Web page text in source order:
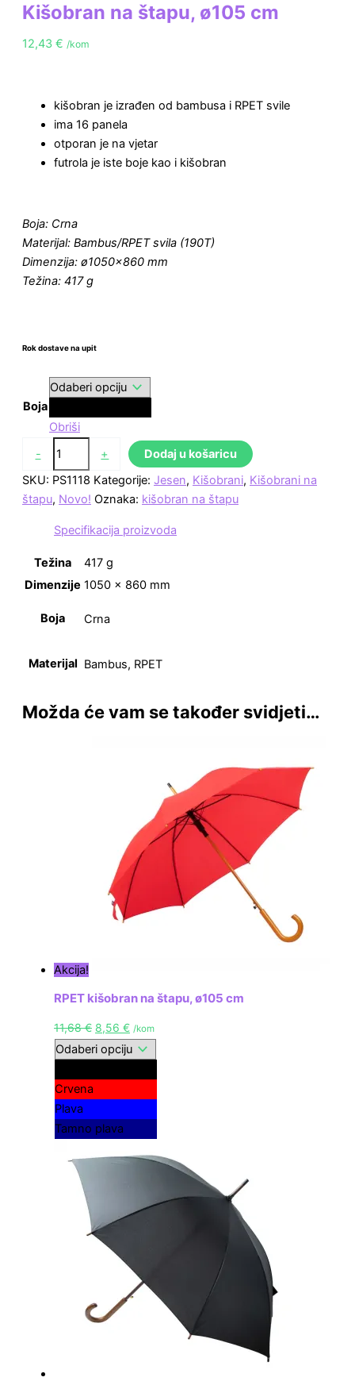
Kišobran na štapu, ø105 cm
12,43 € /kom
kišobran je izrađen od bambusa i RPET svile
ima 16 panela
otporan je na vjetar
futrola je iste boje kao i kišobran
Boja: Crna
Materijal: Bambus/RPET svila (190T)
Dimenzija: ø1050×860 mm
Težina: 417 g
Rok dostave na upit
Boja
Obriši
-
+
Dodaj u košaricu
SKU: PS1118 Kategorije: Jesen, Kišobrani, Kišobrani na
štapu, Novo! Oznaka: kišobran na štapu
Specifikacija proizvoda
Težina
417 g
Dimenzije 1050 × 860 mm
Boja Crna
Materijal Bambus, RPET
Možda će vam se također svidjeti…
Akcija!
RPET kišobran na štapu, ø105 cm
11,68€ 8,56 € /kom
Crvena
Plava
Tamno plava